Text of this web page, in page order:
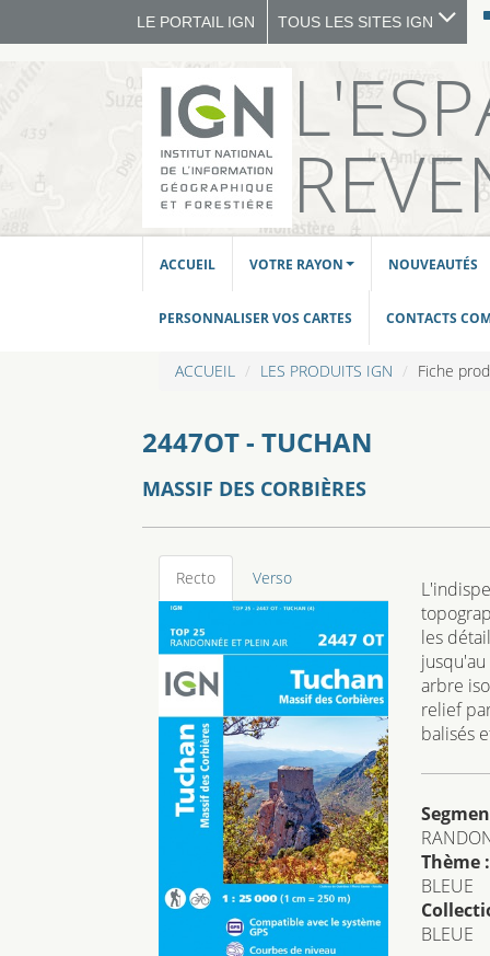
LE PORTAIL IGN TOUS LES SITES IGN
ACCUEIL VOTRE RAYON NOUVEAUTÉS
PERSONNALISER VOS CARTES CONTACTS
ACCUEIL LES PRODUITS IGN Fiche
2447OT - TUCHAN
MASSIF DES CORBIÈRES
Recto Verso
les
arbre
relief
balisés
Thème :
BLEUE
BLEUE